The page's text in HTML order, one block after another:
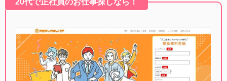
20代で正社員のお仕事探しなら！